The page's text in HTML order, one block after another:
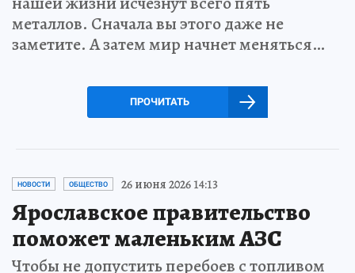
металлов. Сначала вы этого даже не
заметите. А затем мир начнет меняться…
ПРОЧИТАТЬ
НОВОСТИ ОБЩЕСТВО 26 июня 2026 14:13
Ярославское правительство
поможет маленьким АЗС
Чтобы не допустить перебоев с топливом